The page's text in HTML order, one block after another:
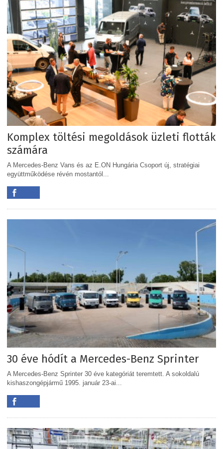
Komplex töltési megoldások üzleti flották
számára
A Mercedes-Benz Vans és az E.ON Hungária Csoport új, stratégiai
együttműködése révén mostantól...
30 éve hódít a Mercedes-Benz Sprinter
A Mercedes-Benz Sprinter 30 éve kategóriát teremtett. A sokoldalú
kishaszongépjármű 1995. január 23-ai...